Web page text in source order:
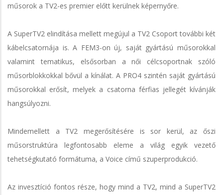
műsorok a TV2-es premier előtt kerülnek képernyőre.
A SuperTV2 elindítása mellett megújul a TV2 Csoport további két
kábelcsatornája is. A FEM3-on új, saját gyártású műsorokkal
valamint tematikus, elsősorban a női célcsoportnak szóló
műsorblokkokkal bővül a kínálat. A PRO4 szintén saját gyártású
műsorokkal erősít, melyek a csatorna férfias jellegét kívánják
hangsúlyozni.
Mindemellett a TV2 megerősítésére is sor kerül, az őszi
műsorstruktúra legfontosabb eleme a világ egyik vezető
tehetségkutató formátuma, a Voice című szuperprodukció.
Az invesztíció fontos része, hogy mind a TV2, mind a SuperTV2